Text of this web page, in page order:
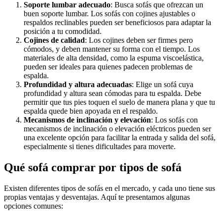
Soporte lumbar adecuado: Busca sofás que ofrezcan un
buen soporte lumbar. Los sofás con cojines ajustables o
respaldos reclinables pueden ser beneficiosos para adaptar la
posición a tu comodidad.
Cojines de calidad: Los cojines deben ser firmes pero
cómodos, y deben mantener su forma con el tiempo. Los
materiales de alta densidad, como la espuma viscoelástica,
pueden ser ideales para quienes padecen problemas de
espalda.
Profundidad y altura adecuadas: Elige un sofá cuya
profundidad y altura sean cómodas para tu espalda. Debe
permitir que tus pies toquen el suelo de manera plana y que tu
espalda quede bien apoyada en el respaldo.
Mecanismos de inclinación y elevación: Los sofás con
mecanismos de inclinación o elevación eléctricos pueden ser
una excelente opción para facilitar la entrada y salida del sofá,
especialmente si tienes dificultades para moverte.
Qué sofá comprar por tipos de sofá
Existen diferentes tipos de sofás en el mercado, y cada uno tiene sus
propias ventajas y desventajas. Aquí te presentamos algunas
opciones comunes: